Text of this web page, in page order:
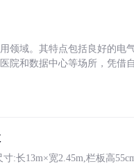
领域。其特点包括良好的电
院和数据中心等场所，凭借
:长13m×宽2.45m,栏板高